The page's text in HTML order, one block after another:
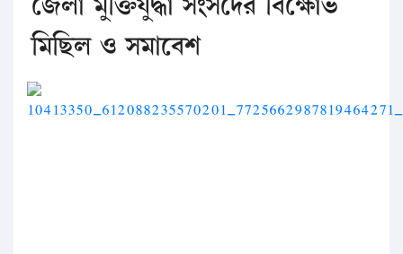
মিছিল ও সমাবেশ